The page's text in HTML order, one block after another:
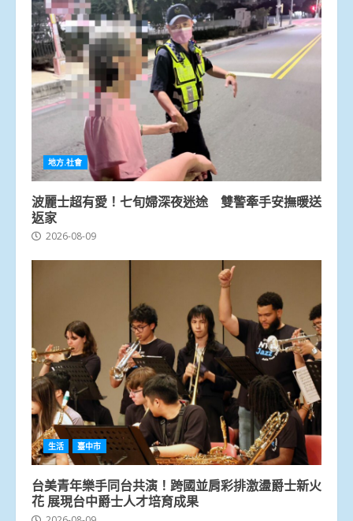
地方.社會
波麗士超有愛！七旬婦深夜迷途 雙警牽手安撫暖送
返家
2026-08-09
生活 臺中市
台美青年樂手同台共演！跨國並肩彩排激盪爵士新火
花 展現台中爵士人才培育成果